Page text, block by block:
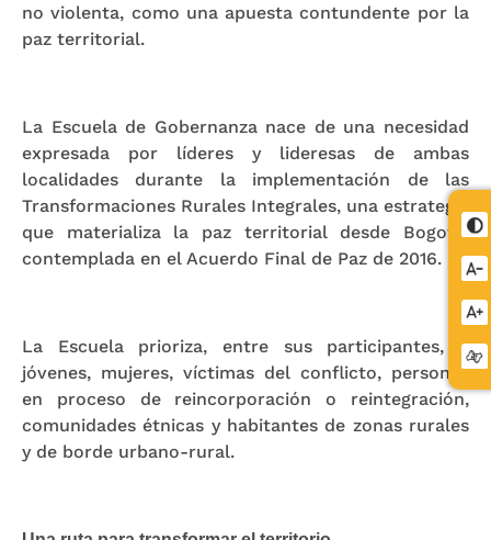
no violenta, como una apuesta contundente por la
paz territorial.
La Escuela de Gobernanza nace de una necesidad
expresada por líderes y lideresas de ambas
localidades durante la implementación de las
Transformaciones Rurales Integrales, una estrategia
que materializa la paz territorial desde Bogotá,
contemplada en el Acuerdo Final de Paz de 2016.
La Escuela prioriza, entre sus participantes, a
jóvenes, mujeres, víctimas del conflicto, personas
en proceso de reincorporación o reintegración,
comunidades étnicas y habitantes de zonas rurales
y de borde urbano-rural.